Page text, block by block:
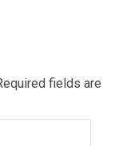
fields are